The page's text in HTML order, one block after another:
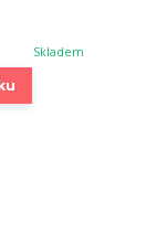
Skladem